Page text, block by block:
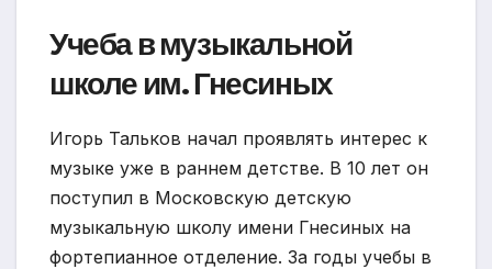
Учеба в музыкальной
школе им. Гнесиных
Игорь Тальков начал проявлять интерес к
музыке уже в раннем детстве. В 10 лет он
поступил в Московскую детскую
музыкальную школу имени Гнесиных на
фортепианное отделение. За годы учебы в